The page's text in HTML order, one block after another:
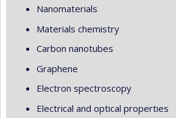
Nanomaterials
Materials chemistry
Carbon nanotubes
Graphene
Electron spectroscopy
Electrical and optical properties